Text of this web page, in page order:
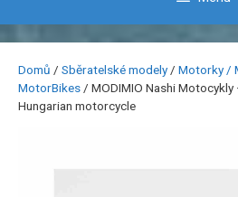
Domů / Sběratelské modely / Motorky /
MotorBikes / MODIMIO Nashi
Hungarian motorcycle